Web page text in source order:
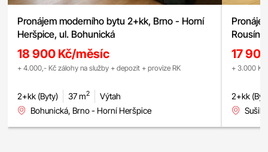
Pronájem moderního bytu 2+kk, Brno - Horní
Heršpice, ul. Bohunická
18 900 Kč/měsíc
+ 4.000,- Kč zálohy na služby + depozit + provize RK
2+kk (Byty) 37 m2
Výtah
Bohunická, Brno - Horní Heršpice
17
+ 3.000 Kč
2+kk